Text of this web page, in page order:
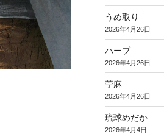
うめ取り
2026年4月26日
ハーブ
2026年4月26日
苧麻
2026年4月26日
琉球めだか
2026年4月4日